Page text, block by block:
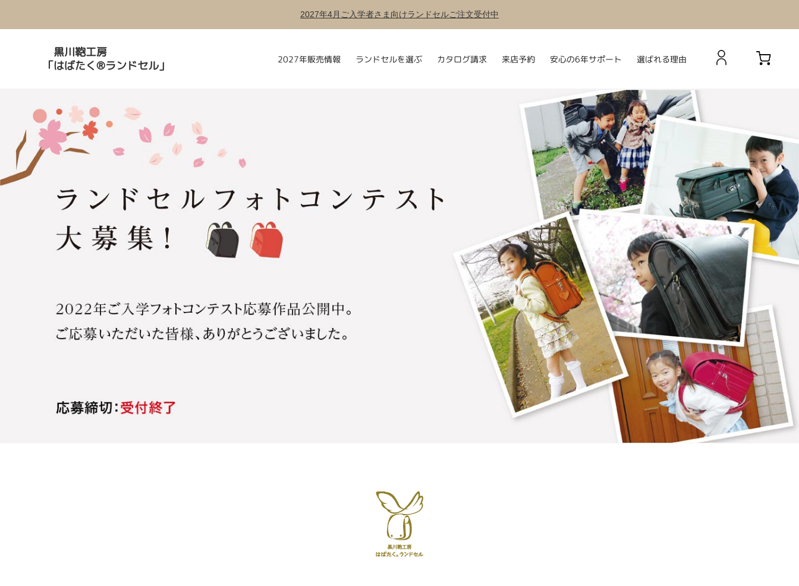
2027年4月ご入学者さま向けランドセルご注文受付中
黒川鞄工房
「はばたく®ランドセル」 2027年販売情報 ランドセルを選ぶ カタログ請求 来店予約 安心の6年サポート 選ばれる理由